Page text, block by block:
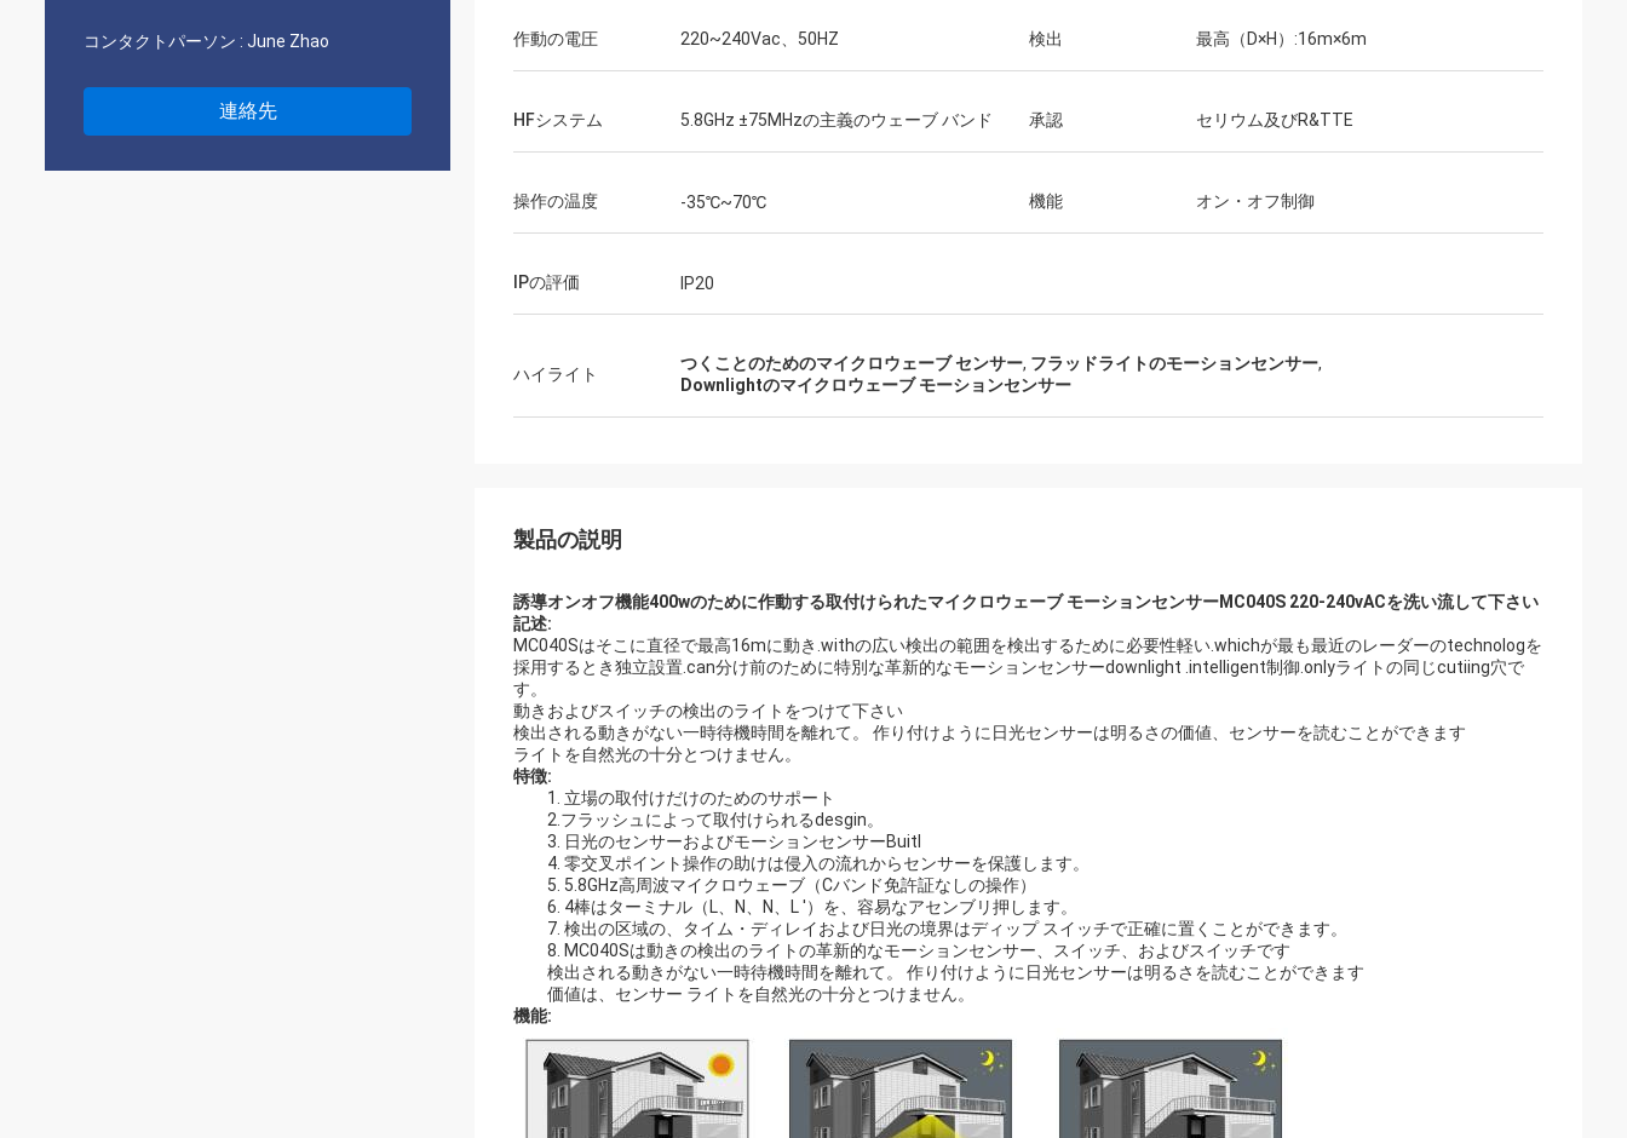
コンタクトパーソン : June Zhao
連絡先
作動の電圧 220~240Vac、50HZ 検出 最高（D×H）:16m×6m
HFシステム 5.8GHz ±75MHzの主義のウェーブ バンド 承認 セリウム及びR&TTE
操作の温度 -35℃~70℃ 機能 オン・オフ制御
IPの評価 IP20
ハイライト
つくことのためのマイクロウェーブ センサー, フラッドライトのモーションセンサー,
Downlightのマイクロウェーブ モーションセンサー
製品の説明
誘導オンオフ機能400wのために作動する取付けられたマイクロウェーブ モーションセンサーMC040S 220-240vACを洗い流して下さい
記述:
MC040Sはそこに直径で最高16mに動き.withの広い検出の範囲を検出するために必要性軽い.whichが最も最近のレーダーのtechnologを
採用するとき独立設置.can分け前のために特別な革新的なモーションセンサーdownlight .intelligent制御.onlyライトの同じcutiing穴で
す。
動きおよびスイッチの検出のライトをつけて下さい
検出される動きがない一時待機時間を離れて。 作り付けように日光センサーは明るさの価値、センサーを読むことができます
ライトを自然光の十分とつけません。
特徴:
1. 立場の取付けだけのためのサポート
2.フラッシュによって取付けられるdesgin。
3. 日光のセンサーおよびモーションセンサーBuitl
4. 零交叉ポイント操作の助けは侵入の流れからセンサーを保護します。
5. 5.8GHz高周波マイクロウェーブ（Cバンド免許証なしの操作）
6. 4棒はターミナル（L、N、N、L ′）を、容易なアセンブリ押します。
7. 検出の区域の、タイム・ディレイおよび日光の境界はディップ スイッチで正確に置くことができます。
8. MC040Sは動きの検出のライトの革新的なモーションセンサー、スイッチ、およびスイッチです
検出される動きがない一時待機時間を離れて。 作り付けように日光センサーは明るさを読むことができます
価値は、センサー ライトを自然光の十分とつけません。
機能: